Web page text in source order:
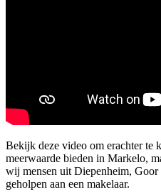
Bekijk deze video om erachter te
meerwaarde bieden in Markelo,
wij mensen uit Diepenheim,
geholpen aan een makelaar.